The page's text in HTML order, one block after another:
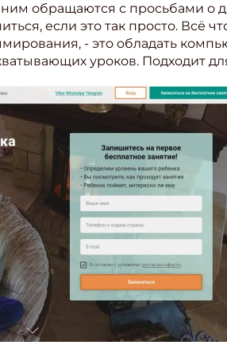
ним обращаются с просьбами о
если это так просто. Всё
- это обладать
уроков. Подходит